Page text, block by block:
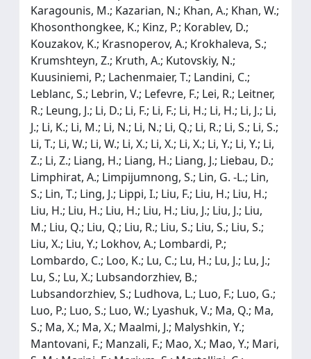
Karagounis, M.; Kazarian, N.; Khan, A.; Khan, W.;
Khosonthongkee, K.; Kinz, P.; Korablev, D.;
Kouzakov, K.; Krasnoperov, A.; Krokhaleva, S.;
Krumshteyn, Z.; Kruth, A.; Kutovskiy, N.;
Kuusiniemi, P.; Lachenmaier, T.; Landini, C.;
Leblanc, S.; Lebrin, V.; Lefevre, F.; Lei, R.; Leitner,
R.; Leung, J.; Li, D.; Li, F.; Li, F.; Li, H.; Li, H.; Li, J.; Li,
J.; Li, K.; Li, M.; Li, N.; Li, N.; Li, Q.; Li, R.; Li, S.; Li, S.;
Li, T.; Li, W.; Li, W.; Li, X.; Li, X.; Li, X.; Li, Y.; Li, Y.; Li,
Z.; Li, Z.; Liang, H.; Liang, H.; Liang, J.; Liebau, D.;
Limphirat, A.; Limpijumnong, S.; Lin, G. -L.; Lin,
S.; Lin, T.; Ling, J.; Lippi, I.; Liu, F.; Liu, H.; Liu, H.;
Liu, H.; Liu, H.; Liu, H.; Liu, H.; Liu, J.; Liu, J.; Liu,
M.; Liu, Q.; Liu, Q.; Liu, R.; Liu, S.; Liu, S.; Liu, S.;
Liu, X.; Liu, Y.; Lokhov, A.; Lombardi, P.;
Lombardo, C.; Loo, K.; Lu, C.; Lu, H.; Lu, J.; Lu, J.;
Lu, S.; Lu, X.; Lubsandorzhiev, B.;
Lubsandorzhiev, S.; Ludhova, L.; Luo, F.; Luo, G.;
Luo, P.; Luo, S.; Luo, W.; Lyashuk, V.; Ma, Q.; Ma,
S.; Ma, X.; Ma, X.; Maalmi, J.; Malyshkin, Y.;
Mantovani, F.; Manzali, F.; Mao, X.; Mao, Y.; Mari,